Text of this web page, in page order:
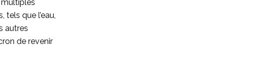
multiples
tels que l’eau,
autres
de revenir